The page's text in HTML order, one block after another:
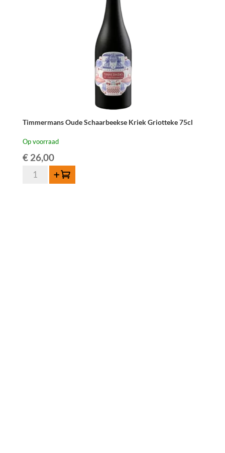
Timmermans Oude Schaarbeekse Kriek Griotteke 75cl
Op voorraad
€26,00
TimmermansToevoegen